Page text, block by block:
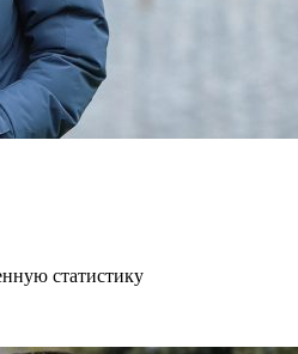
статистику